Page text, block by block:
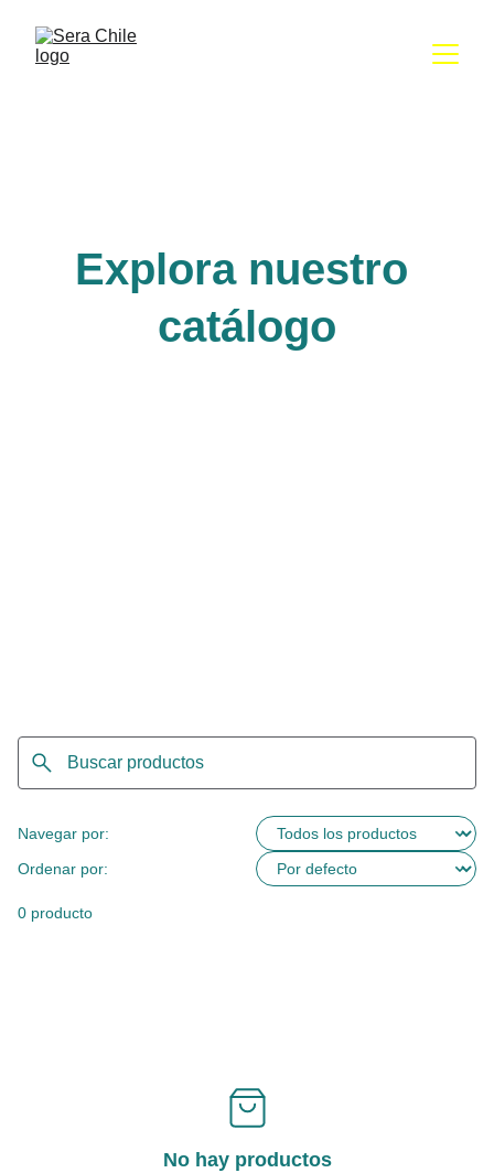
Explora nuestro
catálogo
Navegar por:
Ordenar por:
0 producto
No hay productos